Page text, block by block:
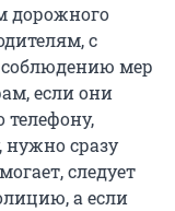
дорожного
с
соблюдению мер
если они
телефону,
нужно сразу
следует
а если